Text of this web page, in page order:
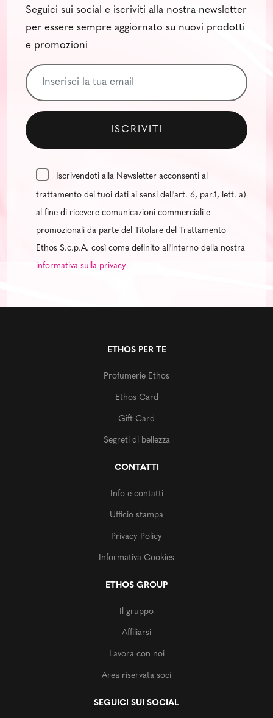
Seguici sui social e iscriviti alla nostra newsletter
per essere sempre aggiornato su nuovi prodotti
e promozioni
Iscrivendoti alla Newsletter acconsenti al
trattamento dei tuoi dati ai sensi dell'art. 6, par.1, lett. a)
al fine di ricevere comunicazioni commerciali e
promozionali da parte del Titolare del Trattamento
Ethos S.c.p.A. così come definito all'interno della nostra
informativa sulla privacy
ETHOS PER TE
Profumerie Ethos
Ethos Card
Gift Card
Segreti di bellezza
CONTATTI
Info e contatti
Ufficio stampa
Privacy Policy
Informativa Cookies
ETHOS GROUP
Il gruppo
Affiliarsi
Lavora con noi
Area riservata soci
SEGUICI SUI SOCIAL